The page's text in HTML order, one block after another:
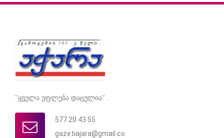
"ყველა უფლება დაცულია" .
577 20 43 55
gazetiajara@gmail.co